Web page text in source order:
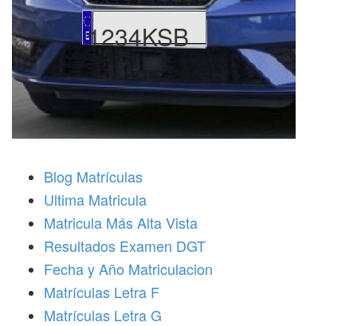
1234KSB
Blog Matrículas
Ultima Matricula
Matricula Más Alta Vista
Resultados Examen DGT
Fecha y Año Matriculacion
Matrículas Letra F
Matrículas Letra G